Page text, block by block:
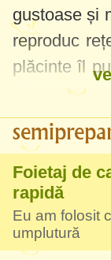
gustoase și
reproduc
plăcinte îl
folosi ca
dat și
plăcinte,
care le-am
sunt cam
dacă vreți
micșorați
Foietaj de
rapidă
Eu am folosit
umplutură